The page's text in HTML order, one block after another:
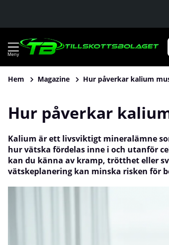
Hem Magazine Hur påverkar kalium
Hur påverkar
Kalium är ett livsviktigt mineralämne
hur vätska fördelas inne i och utanför
kan du känna av kramp, trötthet eller
vätskeplanering kan minska risken för